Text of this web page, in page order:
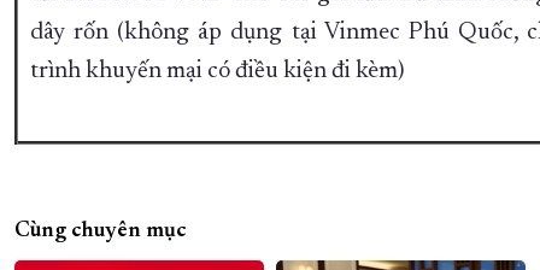
dây rốn (không áp dụng tại Vinmec Phú Quốc,
trình khuyến mại có điều kiện đi kèm)
Cùng chuyên mục